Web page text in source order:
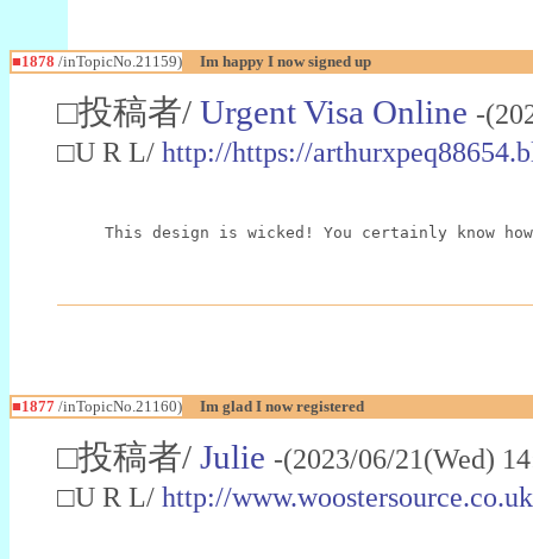
■1878 /inTopicNo.21159) Im happy I now signed up
□投稿者/ Urgent Visa Online -
□U R L/ http://https://
This design is wicked! You certainly know
■1877 /inTopicNo.21160) Im glad I now registered
□投稿者/ Julie -(2023/06/21(Wed)
□U R L/ http://